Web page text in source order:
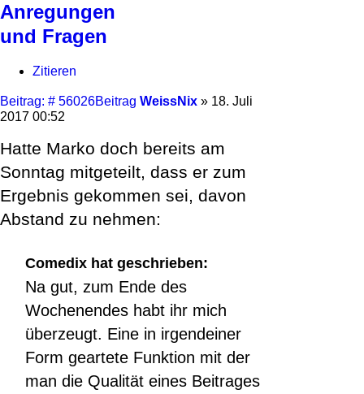
Anregungen
und Fragen
Zitieren
Beitrag: # 56026Beitrag WeissNix » 18. Juli
2017 00:52
Hatte Marko doch bereits am
Sonntag mitgeteilt, dass er zum
Ergebnis gekommen sei, davon
Abstand zu nehmen:
Comedix hat geschrieben:
Na gut, zum Ende des
Wochenendes habt ihr mich
überzeugt. Eine in irgendeiner
Form geartete Funktion mit der
man die Qualität eines Beitrages